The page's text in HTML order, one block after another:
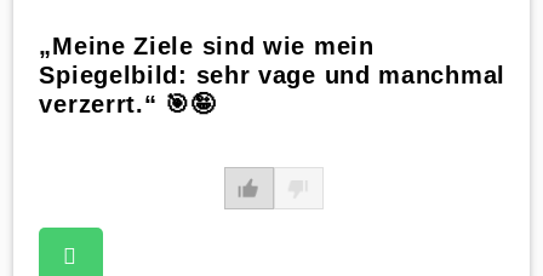
„Meine Ziele sind wie mein
Spiegelbild: sehr vage und manchmal
verzerrt.“ 🎯🤪